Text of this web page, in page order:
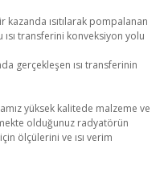
ısıtılarak pompalanan
ısı transferini konveksiyon yolu
gerçekleşen ısı transferinin
yüksek kalitede malzeme ve
olduğunuz radyatörün
ölçülerini ve ısı verim